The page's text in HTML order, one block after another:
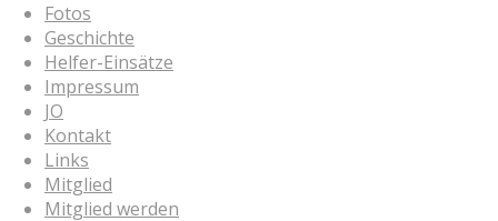
Fotos
Geschichte
Helfer-Einsätze
Impressum
JO
Kontakt
Links
Mitglied
Mitglied werden